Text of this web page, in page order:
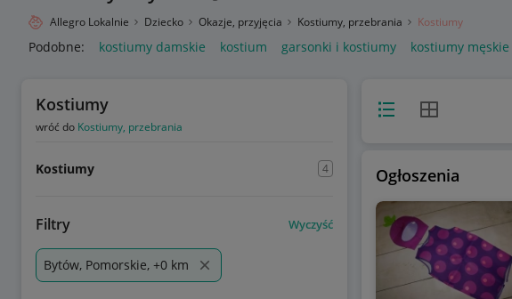
Allegro Lokalnie Dziecko Okazje, przyjęcia Kostiumy, przebrania Kostiumy
Podobne: kostiumy damskie kostium garsonki i kostiumy kostiumy męskie
Kostiumy
wróć do Kostiumy, przebrania
Kostiumy 4
Filtry Wyczyść
Bytów, Pomorskie, +0 km
Widok listyWidok siatki
Ogłoszenia